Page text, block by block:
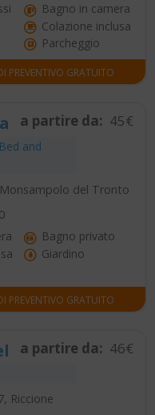
Bagno in camera
Colazione inclusa
Parcheggio
PREVENTIVO GRATUITO
Bed and
a partire da: 45€
del Tronto
Bagno privato
Giardino
PREVENTIVO GRATUITO
a partire da: 46€
Riccione